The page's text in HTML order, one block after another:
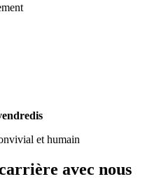
et humain
avec nous